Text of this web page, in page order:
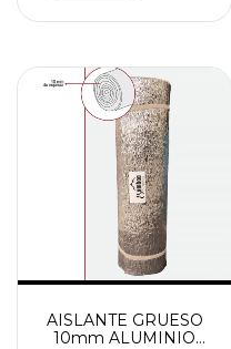
AISLANTE GRUESO
10mm ALUMINIO